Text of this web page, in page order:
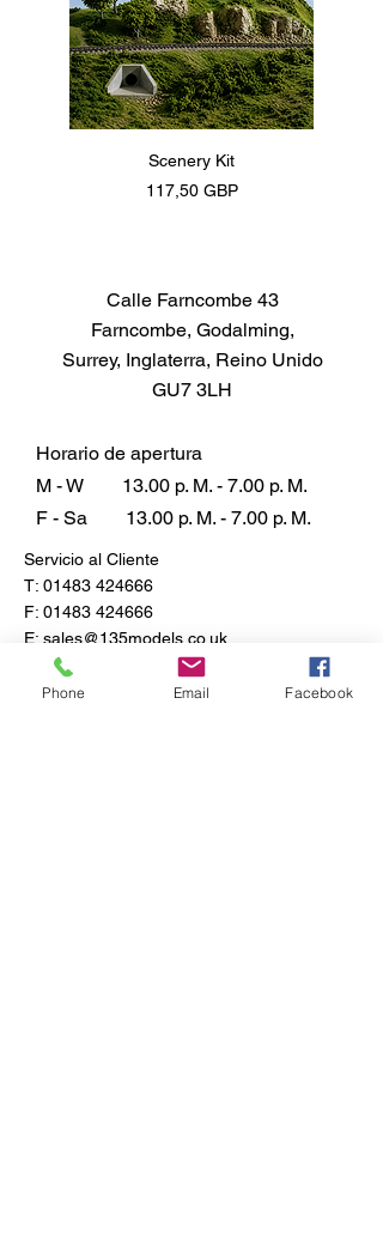
Scenery Kit
Precio
117,50 GBP
Calle Farncombe 43
Farncombe, Godalming,
Surrey, Inglaterra, Reino Unido
GU7 3LH
Horario de apertura
M - W
13.00 p. M. - 7.00 p. M.
F - Sa
13.00 p. M. - 7.00 p. M.
Servicio al Cliente
T: 01483 424666
F: 01483 424666
E: sales@135models.co.uk
Preguntas más frecuentes
Phone Email Facebook